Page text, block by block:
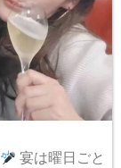
宴は曜日ごと